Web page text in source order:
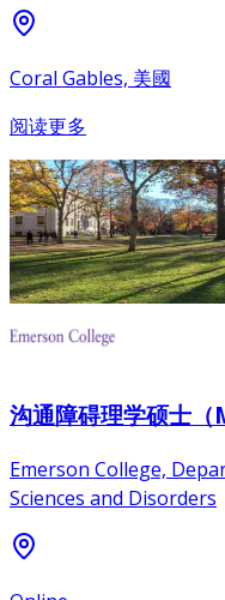
Coral Gables, 美國
阅读更多
沟通障碍理学硕士（
Emerson College,
Sciences and Disorders